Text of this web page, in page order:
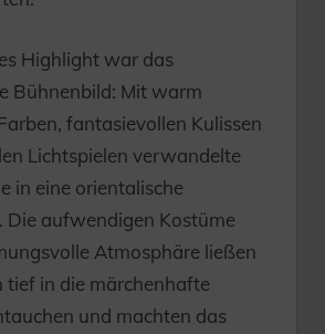
Highlight war das
Bühnenbild: Mit warm
fantasievollen Kulissen
Lichtspielen verwandelte
in eine orientalische
Die aufwendigen Kostüme
Atmosphäre ließen
tief in die märchenhafte
und machten das